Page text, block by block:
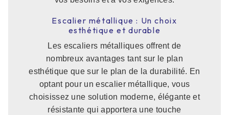
Escalier métallique : Un choix
esthétique et durable
Les escaliers métalliques offrent de
nombreux avantages tant sur le plan
esthétique que sur le plan de la durabilité. En
optant pour un escalier métallique, vous
choisissez une solution moderne, élégante et
résistante qui apportera une touche